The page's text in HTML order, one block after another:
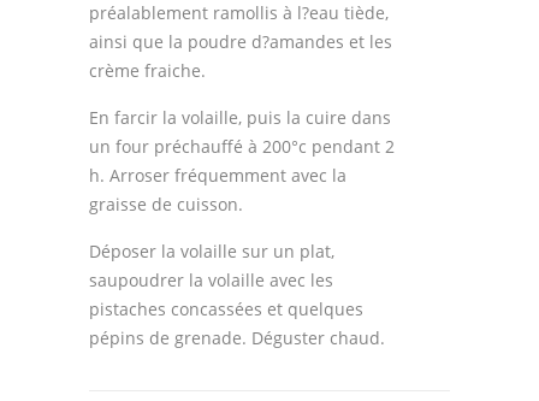
préalablement ramollis à l?eau tiède,
ainsi que la poudre d?amandes et les
crème fraiche.
En farcir la volaille, puis la cuire dans
un four préchauffé à 200°c pendant 2
h. Arroser fréquemment avec la
graisse de cuisson.
Déposer la volaille sur un plat,
saupoudrer la volaille avec les
pistaches concassées et quelques
pépins de grenade. Déguster chaud.